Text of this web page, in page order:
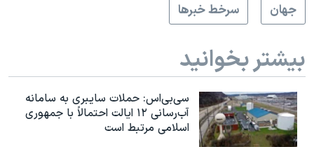
جهان
سرخط خبرها
بیشتر بخوانید
سی‌بی‌اس: حملات سایبری به سامانه
آب‌رسانی ۱۲ ایالت احتمالاً با جمهوری
اسلامی مرتبط است